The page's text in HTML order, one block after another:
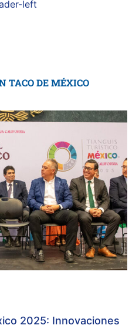
TACO DE MÉXICO
2025: Innovaciones